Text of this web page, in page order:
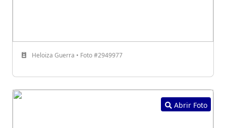
Heloiza Guerra • Foto #2949977
Abrir Foto